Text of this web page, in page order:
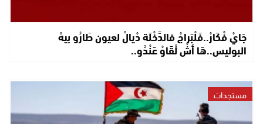
جَايْ فْكَارْ..فَلْبَراجْ فالدَّخْلَة دْيالْ لعيون طَارُو بيهْ
البوليس..هَا أشْ لْقَاوْ عَنْدُو..
مستجدات